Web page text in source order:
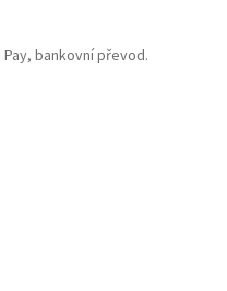
bankovní převod.